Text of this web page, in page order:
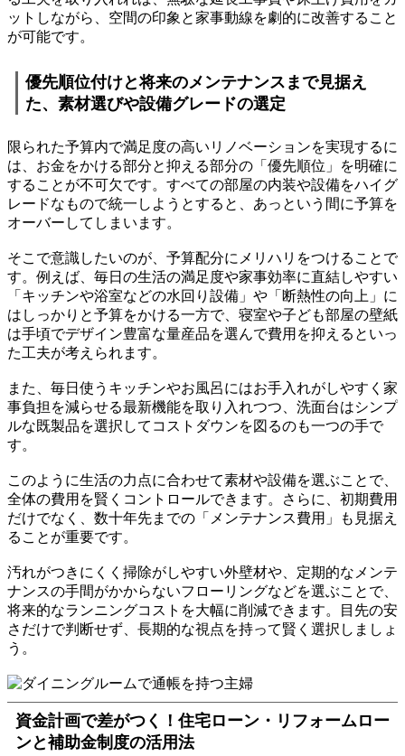
ットしながら、空間の印象と家事動線を劇的に改善すること
が可能です。
優先順位付けと将来のメンテナンスまで見据え
た、素材選びや設備グレードの選定
限られた予算内で満足度の高いリノベーションを実現するに
は、お金をかける部分と抑える部分の「優先順位」を明確に
することが不可欠です。すべての部屋の内装や設備をハイグ
レードなもので統一しようとすると、あっという間に予算を
オーバーしてしまいます。
そこで意識したいのが、予算配分にメリハリをつけることで
す。例えば、毎日の生活の満足度や家事効率に直結しやすい
「キッチンや浴室などの水回り設備」や「断熱性の向上」に
はしっかりと予算をかける一方で、寝室や子ども部屋の壁紙
は手頃でデザイン豊富な量産品を選んで費用を抑えるといっ
た工夫が考えられます。
また、毎日使うキッチンやお風呂にはお手入れがしやすく家
事負担を減らせる最新機能を取り入れつつ、洗面台はシンプ
ルな既製品を選択してコストダウンを図るのも一つの手で
す。
このように生活の力点に合わせて素材や設備を選ぶことで、
全体の費用を賢くコントロールできます。さらに、初期費用
だけでなく、数十年先までの「メンテナンス費用」も見据え
ることが重要です。
汚れがつきにくく掃除がしやすい外壁材や、定期的なメンテ
ナンスの手間がかからないフローリングなどを選ぶことで、
将来的なランニングコストを大幅に削減できます。目先の安
さだけで判断せず、長期的な視点を持って賢く選択しましょ
う。
資金計画で差がつく！住宅ローン・リフォームロー
ンと補助金制度の活用法